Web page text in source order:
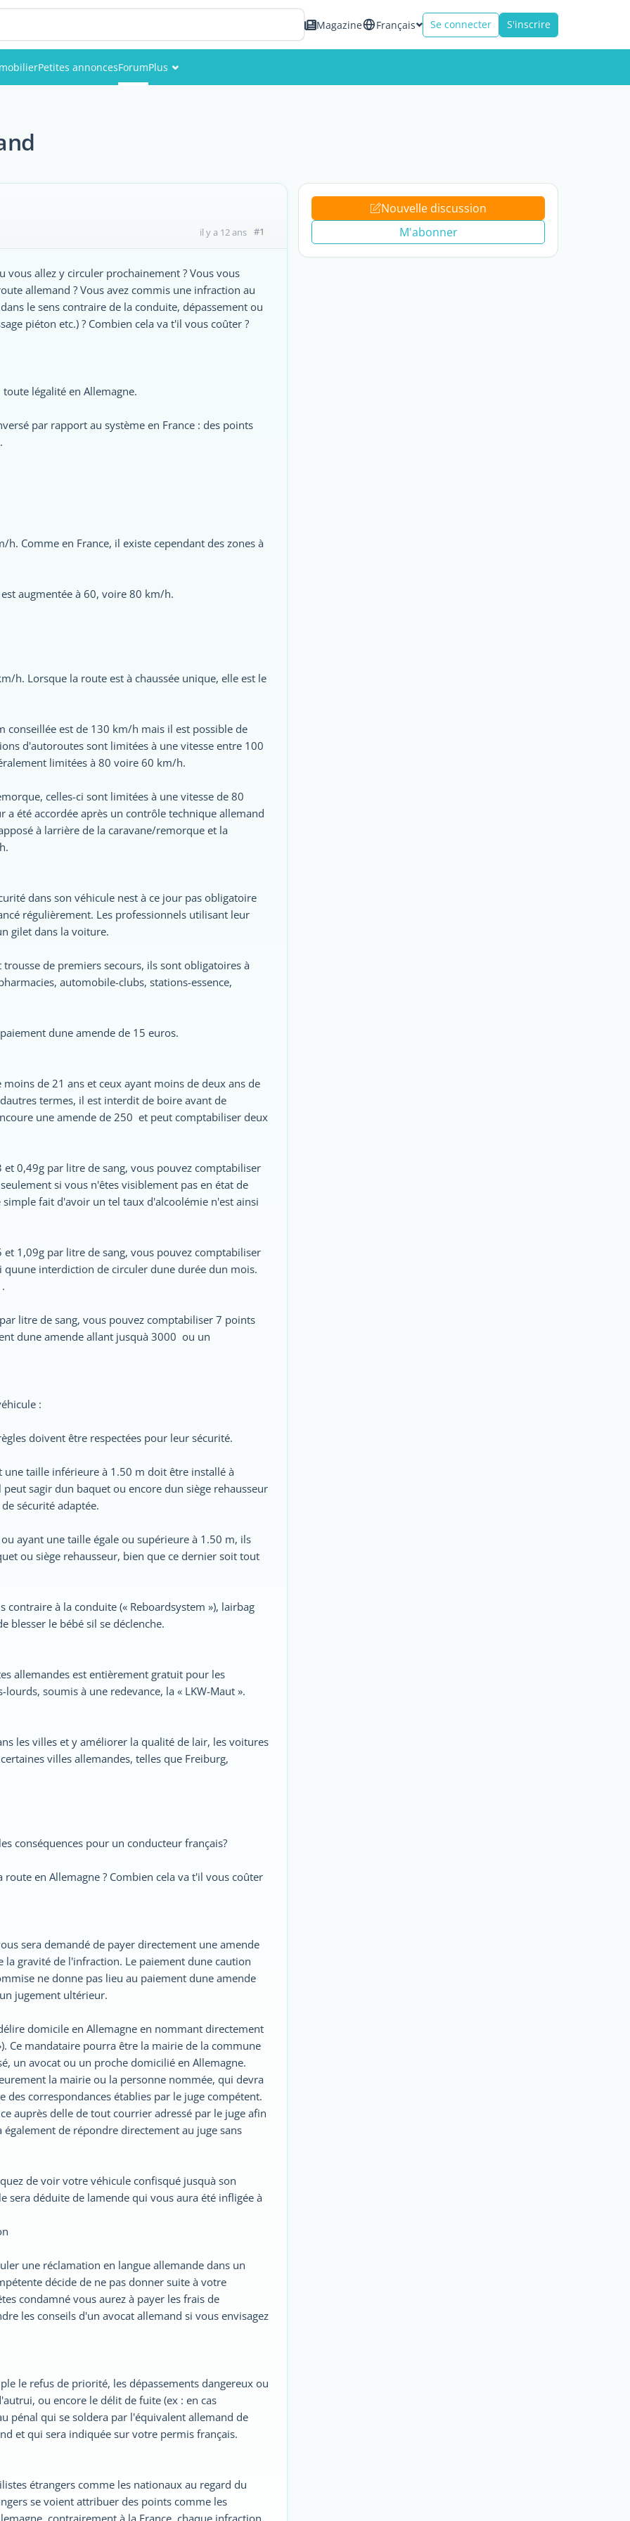
Magazine Français Se connecter S'inscrire
Petites annoncesForumPlus
il y a 12 ans #1
vous allez y circuler prochainement ? Vous vous
allemand ? Vous avez commis une infraction au
le sens contraire de la conduite, dépassement ou
piéton etc.) ? Combien cela va t'il vous coûter ?
légalité en Allemagne.
par rapport au système en France : des points
Comme en France, il existe cependant des zones à
augmentée à 60, voire 80 km/h.
h. Lorsque la route est à chaussée unique, elle est le
conseillée est de 130 km/h mais il est possible de
d'autoroutes sont limitées à une vitesse entre 100
limitées à 80 voire 60 km/h.
celles-ci sont limitées à une vitesse de 80
été accordée après un contrôle technique allemand
à larrière de la caravane/remorque et la
dans son véhicule nest à ce jour pas obligatoire
régulièrement. Les professionnels utilisant leur
gilet dans la voiture.
de premiers secours, ils sont obligatoires à
automobile-clubs, stations-essence,
dune amende de 15 euros.
de 21 ans et ceux ayant moins de deux ans de
termes, il est interdit de boire avant de
une amende de 250  et peut comptabiliser deux
0,49g par litre de sang, vous pouvez comptabiliser
si vous n'êtes visiblement pas en état de
fait d'avoir un tel taux d'alcoolémie n'est ainsi
1,09g par litre de sang, vous pouvez comptabiliser
interdiction de circuler dune durée dun mois.
litre de sang, vous pouvez comptabiliser 7 points
amende allant jusquà 3000  ou un
:
doivent être respectées pour leur sécurité.
une taille inférieure à 1.50 m doit être installé à
sagir dun baquet ou encore dun siège rehausseur
sécurité adaptée.
ayant une taille égale ou supérieure à 1.50 m, ils
ou siège rehausseur, bien que ce dernier soit tout
contraire à la conduite (« Reboardsystem »), lairbag
le bébé sil se déclenche.
allemandes est entièrement gratuit pour les
soumis à une redevance, la « LKW-Maut ».
les villes et y améliorer la qualité de lair, les voitures
villes allemandes, telles que Freiburg,
conséquences pour un conducteur français?
en Allemagne ? Combien cela va t'il vous coûter
sera demandé de payer directement une amende
gravité de l'infraction. Le paiement dune caution
ne donne pas lieu au paiement dune amende
jugement ultérieur.
domicile en Allemagne en nommant directement
Ce mandataire pourra être la mairie de la commune
un avocat ou un proche domicilié en Allemagne.
la mairie ou la personne nommée, qui devra
correspondances établies par le juge compétent.
auprès delle de tout courrier adressé par le juge afin
de répondre directement au juge sans
de voir votre véhicule confisqué jusquà son
sera déduite de lamende qui vous aura été infligée à
une réclamation en langue allemande dans un
décide de ne pas donner suite à votre
condamné vous aurez à payer les frais de
les conseils d'un avocat allemand si vous envisagez
le refus de priorité, les dépassements dangereux ou
ou encore le délit de fuite (ex : en cas
pénal qui se soldera par l'équivalent allemand de
et qui sera indiquée sur votre permis français.
étrangers comme les nationaux au regard du
se voient attribuer des points comme les
contrairement à la France, chaque infraction
Nouvelle discussion
M'abonner